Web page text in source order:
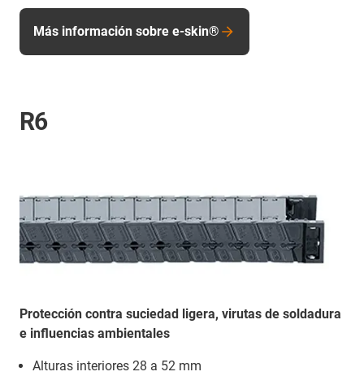
Más información sobre e-skin®
R6
Protección contra suciedad ligera, virutas de soldadura
e influencias ambientales
Alturas interiores 28 a 52 mm